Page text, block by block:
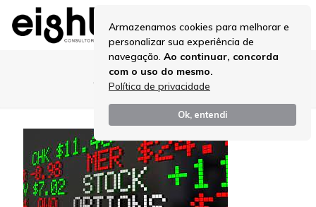
Armazenamos cookies para melhorar e
personalizar sua experiência de
navegação. Ao continuar, concorda
com o uso do mesmo.
Política de privacidade
Ok, entendi
Bônus e Stock Options